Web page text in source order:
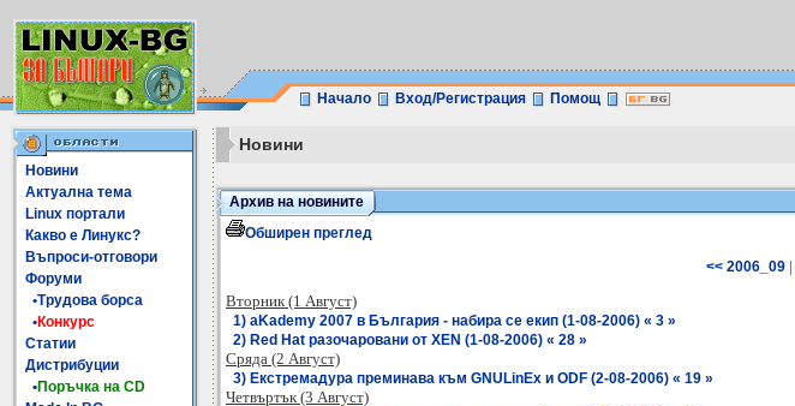
Начало Вход/Регистрация Помощ
Новини
Актуална тема
Linux портали
Какво е Линукс?
Въпроси-отговори
Форуми
•Трудова борса
•Конкурс
Статии
Дистрибуции
•Поръчка на CD
Новини
Архив на новините
Обширен преглед
<< 2006_09 |
Вторник (1 Август)
1) aKademy 2007 в България - набира се екип (1-08-2006) « 3 »
2) Red Hat разочаровани от XEN (1-08-2006) « 28 »
Сряда (2 Август)
3) Екстремадура преминава към GNULinEx и ODF (2-08-2006) « 19 »
Четвъртък (3 Август)